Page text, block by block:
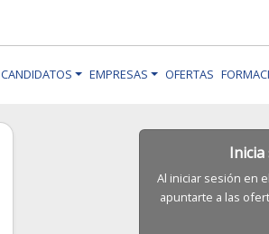
CANDIDATOS EMPRESAS OFERTAS
Al iniciar sesión en
apuntarte a las